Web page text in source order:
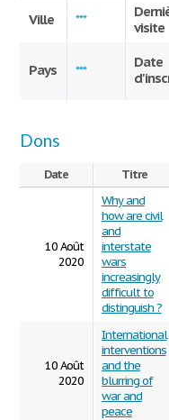
Ville ***
visite
Pays ***
Date
Dons
Date Titre
10 Août
2020
Why and
how are civil
and
interstate
wars
increasingly
difficult to
distinguish ?
10 Août
2020
International
interventions
and the
blurring of
war and
peace